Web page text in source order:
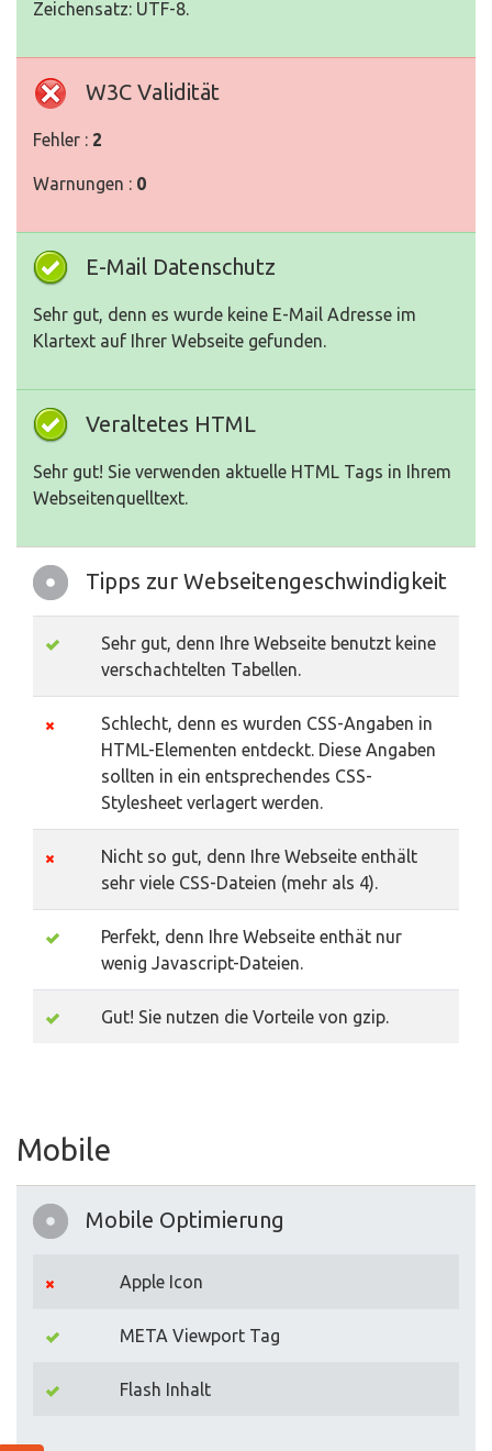
Zeichensatz: UTF-8.
W3C Validität
Fehler : 2
Warnungen : 0
E-Mail Datenschutz
Sehr gut, denn es wurde keine E-Mail Adresse im
Klartext auf Ihrer Webseite gefunden.
Veraltetes HTML
Sehr gut! Sie verwenden aktuelle HTML Tags in Ihrem
Webseitenquelltext.
Tipps zur Webseitengeschwindigkeit
Sehr gut, denn Ihre Webseite benutzt keine
verschachtelten Tabellen.
Schlecht, denn es wurden CSS-Angaben in
HTML-Elementen entdeckt. Diese Angaben
sollten in ein entsprechendes CSS-
Stylesheet verlagert werden.
Nicht so gut, denn Ihre Webseite enthält
sehr viele CSS-Dateien (mehr als 4).
Perfekt, denn Ihre Webseite enthät nur
wenig Javascript-Dateien.
Gut! Sie nutzen die Vorteile von gzip.
Mobile
Mobile Optimierung
Apple Icon
META Viewport Tag
Flash Inhalt